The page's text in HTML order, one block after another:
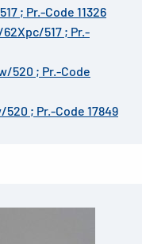
; Pr.-Code 11326
517 ; Pr.-
520 ; Pr.-Code
; Pr.-Code 17849